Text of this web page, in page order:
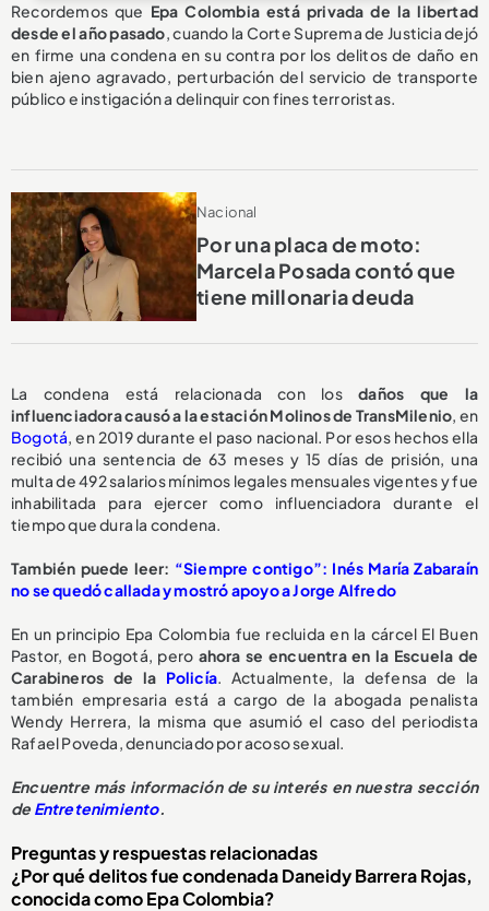
Recordemos que Epa Colombia está privada de la libertad
desde el año pasado, cuando la Corte Suprema de Justicia dejó
en firme una condena en su contra por los delitos de daño en
bien ajeno agravado, perturbación del servicio de transporte
público e instigación a delinquir con fines terroristas.
Nacional
Por una placa de moto:
Marcela Posada contó que
tiene millonaria deuda
La condena está relacionada con losdaños que la
influenciadora causó a la estación Molinos de TransMilenio, en
Bogotá, en 2019 durante el paso nacional. Por esos hechos ella
recibió una sentencia de 63 meses y 15 días de prisión, una
multa de 492 salarios mínimos legales mensuales vigentes y fue
inhabilitada para ejercer como influenciadora durante el
tiempo que dura la condena.
También puede leer: “Siempre contigo”: Inés María Zabaraín
no se quedó callada y mostró apoyo a Jorge Alfredo
En un principio Epa Colombia fue recluida en la cárcel El Buen
Pastor, en Bogotá, pero ahora se encuentra en la Escuela de
Carabineros de la Policía. Actualmente, la defensa de la
también empresaria está a cargo de la abogada penalista
Wendy Herrera, la misma que asumió el caso del periodista
Rafael Poveda, denunciado por acoso sexual.
Encuentre más información de su interés en nuestra sección
deEntretenimiento.
Preguntas y respuestas relacionadas
¿Por qué delitos fue condenada Daneidy Barrera Rojas,
conocida como Epa Colombia?